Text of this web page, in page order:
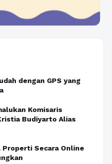
dengan GPS yang
Komisaris
Budiyarto Alias
Properti Secara Online